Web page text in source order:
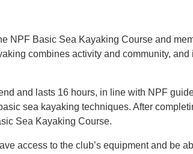
NPF Basic Sea Kayaking Course and
combines activity and community,
and lasts 16 hours, in line with NPF
sea kayaking techniques. After
Sea Kayaking Course.
access to the club’s equipment and be